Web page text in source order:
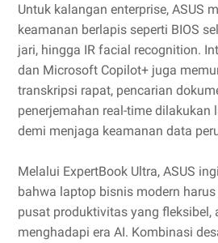
Untuk kalangan enterprise, ASUS
keamanan berlapis seperti BIOS
jari, hingga IR facial recognition.
dan Microsoft Copilot+ juga
transkripsi rapat, pencarian
penerjemahan real-time dilakukan
demi menjaga keamanan data
Melalui ExpertBook Ultra, ASUS
bahwa laptop bisnis modern
pusat produktivitas yang fleksibel,
menghadapi era AI. Kombinasi